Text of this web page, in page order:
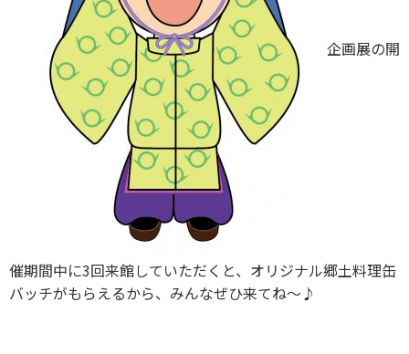
企画展の開
催期間中に3回来館していただくと、オリジナル郷土料理缶
バッチがもらえるから、みんなぜひ来てね～♪